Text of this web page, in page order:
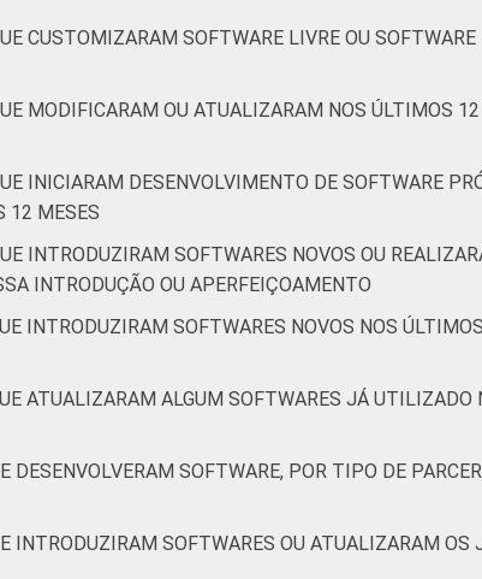
4,0 2,9 3,3 4,0
3,1 2,7 2,4 4,0
CUSTOMIZARAM SOFTWARE LIVRE OU SOFTWARE
MODIFICARAM OU ATUALIZARAM NOS ÚLTIMOS
INICIARAM DESENVOLVIMENTO DE SOFTWARE
12 MESES
INTRODUZIRAM SOFTWARES NOVOS OU
INTRODUÇÃO OU APERFEIÇOAMENTO
INTRODUZIRAM SOFTWARES NOVOS NOS
ATUALIZARAM ALGUM SOFTWARES JÁ UTILIZADO
DESENVOLVERAM SOFTWARE, POR TIPO DE
INTRODUZIRAM SOFTWARES OU ATUALIZARAM OS